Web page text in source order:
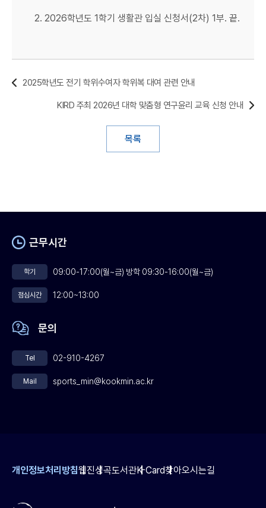
2. 2026학년도 1학기 생활관 입실 신청서(2차) 1부. 끝.
2025학년도 전기 학위수여자 학위복 대여 관련 안내
목록
KIRD 주최 2026년 대학 맞춤형 연구윤리 교육 신청 안내
개인정보처리방침웹진성곡도서관K-Card찾아오시는길
근무시간
학기 09:00-17:00(월~금) 방학 09:30-16:00(월~금)
점심시간 12:00~13:00
문의
Tel 02-910-4267
Mail sports_min@kookmin.ac.kr